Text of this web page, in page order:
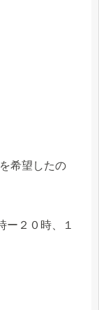
希望したの
２０時、１